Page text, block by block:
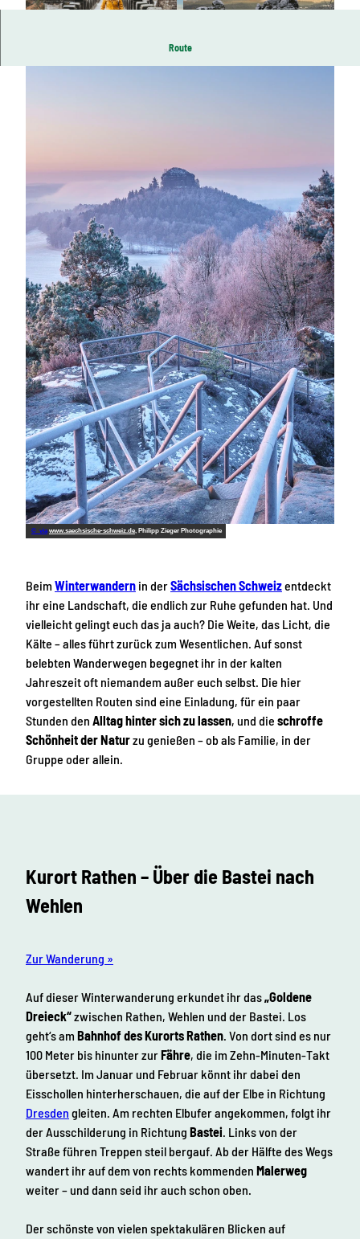
Route
© via www.saechsische-schweiz.de, Philipp Zieger Photographie
Beim Winterwandern in derSächsischen Schweizentdeckt
ihr eine Landschaft, die endlich zur Ruhe gefunden hat. Und
vielleicht gelingt euch das ja auch? Die Weite, das Licht, die
Kälte – alles führt zurück zum Wesentlichen. Auf sonst
belebten Wanderwegen begegnet ihr in der kalten
Jahreszeit oft niemandem außer euch selbst. Die hier
vorgestellten Routen sind eine Einladung, für ein paar
Stunden den Alltag hinter sich zu lassen, und die schroffe
Schönheit der Naturzu genießen – ob als Familie, in der
Gruppe oder allein.
Kurort Rathen – Über die Bastei nach
Wehlen
Zur Wanderung »
Auf dieser Winterwanderung erkundet ihr das„Goldene
Dreieck“zwischen Rathen, Wehlen und der Bastei. Los
geht‘s am Bahnhof des Kurorts Rathen. Von dort sind es nur
100 Meter bis hinunter zurFähre, die im Zehn-Minuten-Takt
übersetzt. Im Januar und Februar könnt ihr dabei den
Eisschollen hinterherschauen, die auf der Elbe in Richtung
Dresden gleiten. Am rechten Elbufer angekommen, folgt ihr
der Ausschilderung in Richtung Bastei. Links von der
Straße führen Treppen steil bergauf. Ab der Hälfte des Wegs
wandert ihr auf dem von rechts kommenden Malerweg
weiter – und dann seid ihr auch schon oben.
Der schönste von vielen spektakulären Blicken auf